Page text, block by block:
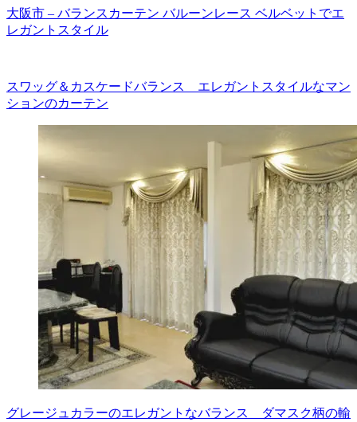
大阪市 – バランスカーテン バルーンレース ベルベットでエ
レガントスタイル
スワッグ＆カスケードバランス エレガントスタイルなマン
ションのカーテン
グレージュカラーのエレガントなバランス ダマスク柄の輸